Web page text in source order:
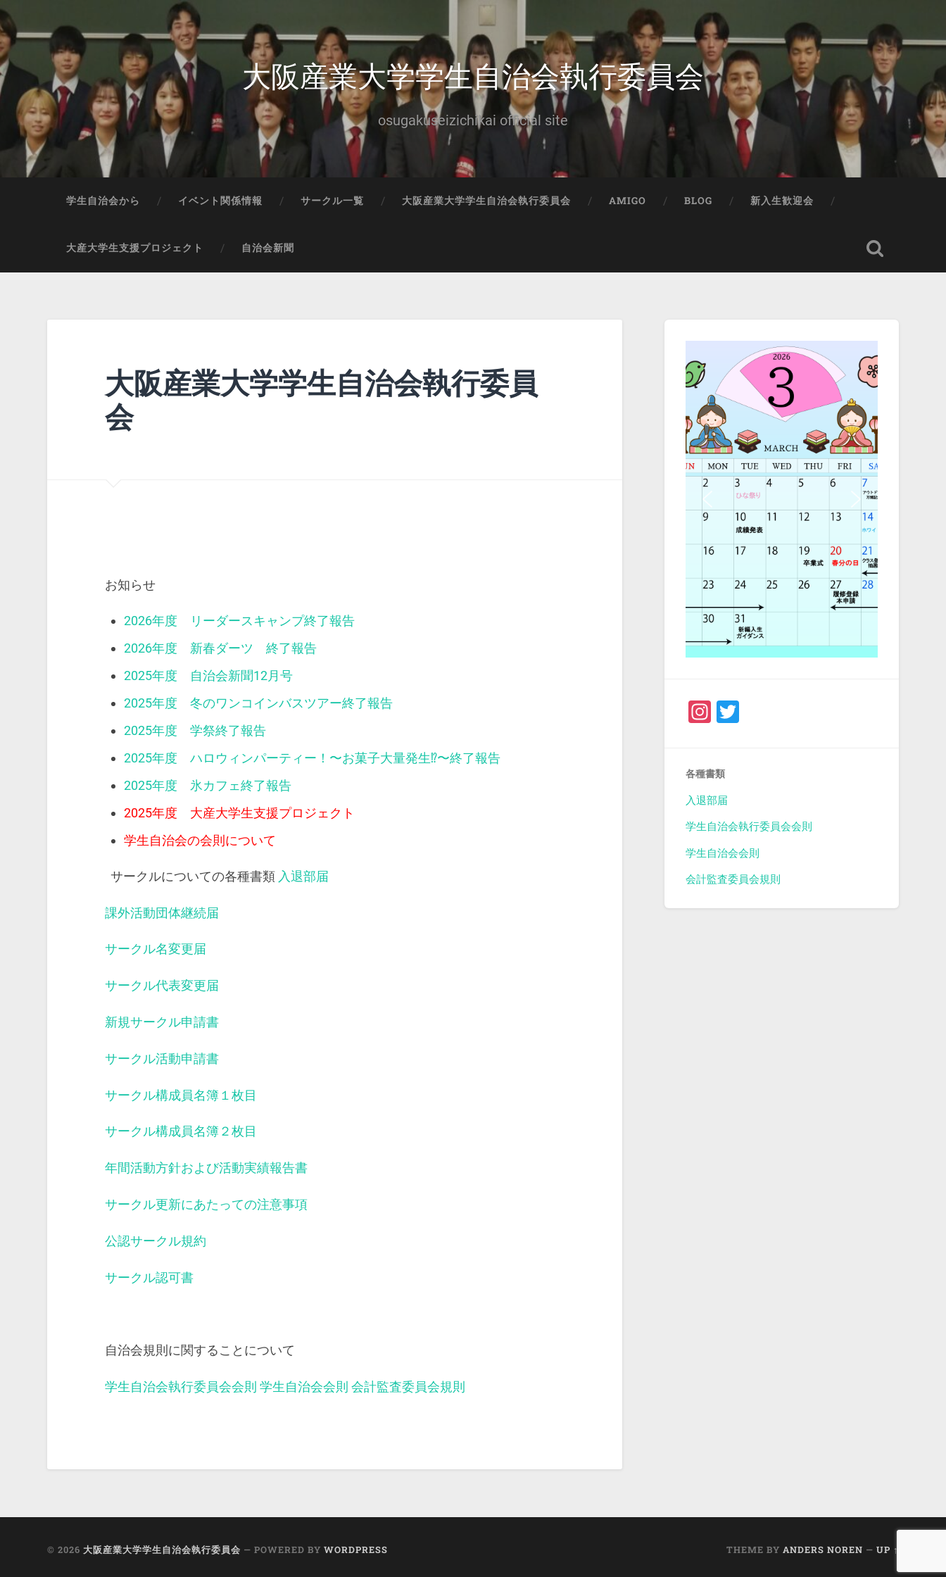
大阪産業大学学生自治会執行委員会
osugakuseizichikai official site
学生自治会から イベント関係情報 サークル一覧 大阪産業大学学生自治会執行委員会 AMIGO BLOG 新入生歓迎会
大産大学生支援プロジェクト 自治会新聞
大阪産業大学学生自治会執行委員
会
お知らせ
2026年度 リーダースキャンプ終了報告
2026年度 新春ダーツ 終了報告
2025年度 自治会新聞12月号
2025年度 冬のワンコインバスツアー終了報告
2025年度 学祭終了報告
2025年度 ハロウィンパーティー！〜お菓子大量発生⁉︎〜終了報告
2025年度 氷カフェ終了報告
2025年度 大産大学生支援プロジェクト
学生自治会の会則について
サークルについての各種書類 入退部届
課外活動団体継続届
サークル名変更届
サークル代表変更届
新規サークル申請書
サークル活動申請書
サークル構成員名簿１枚目
サークル構成員名簿２枚目
年間活動方針および活動実績報告書
サークル更新にあたっての注意事項
公認サークル規約
サークル認可書
自治会規則に関することについて
学生自治会執行委員会会則 学生自治会会則 会計監査委員会規則
Instagram
各種書類
入退部届
学生自治会執行委員会会則
学生自治会会則
会計監査委員会規則
© 2026 大阪産業大学学生自治会執行委員会 — POWERED BYWORDPRESS THEME BY ANDERS NOREN — UP ↑